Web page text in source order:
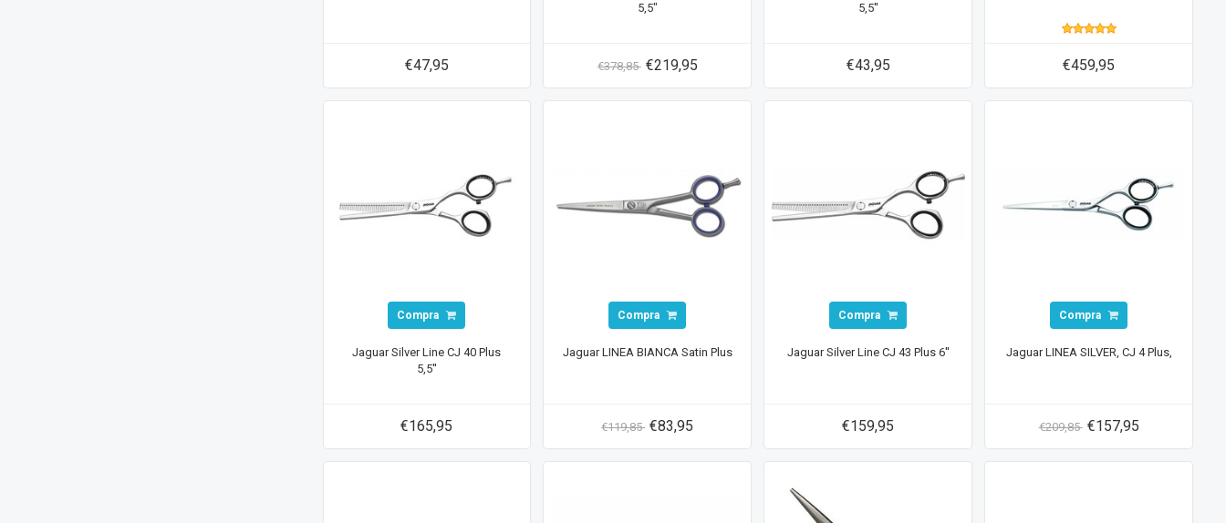
€47,95
5,5"
€378,85 €219,95
5,5''
€43,95 €459,95
Compra
Jaguar Silver Line CJ 40 Plus
5,5''
€165,95
Compra
Jaguar LINEA BIANCA Satin Plus
€119,85 €83,95
Compra
Jaguar Silver Line CJ 43 Plus 6''
€159,95
Compra
Jaguar LINEA SILVER, CJ 4 Plus,
€209,85 €157,95